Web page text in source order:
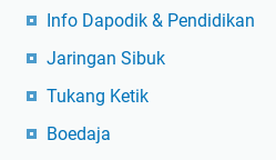
Info Dapodik & Pendidikan
Jaringan Sibuk
Tukang Ketik
Boedaja